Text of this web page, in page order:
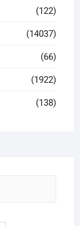
(122)
(14037)
(66)
(1922)
(138)